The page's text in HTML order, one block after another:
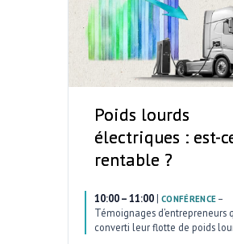
Poids lourds
électriques : est-
rentable ?
10:00 – 11:00 | CONFÉRENCE –
Témoignages d’entrepreneurs
converti leur flotte de poids